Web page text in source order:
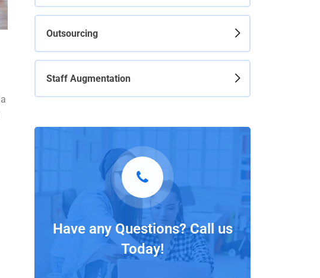
Outsourcing
Staff Augmentation
Have any Questions? Call us
Today!